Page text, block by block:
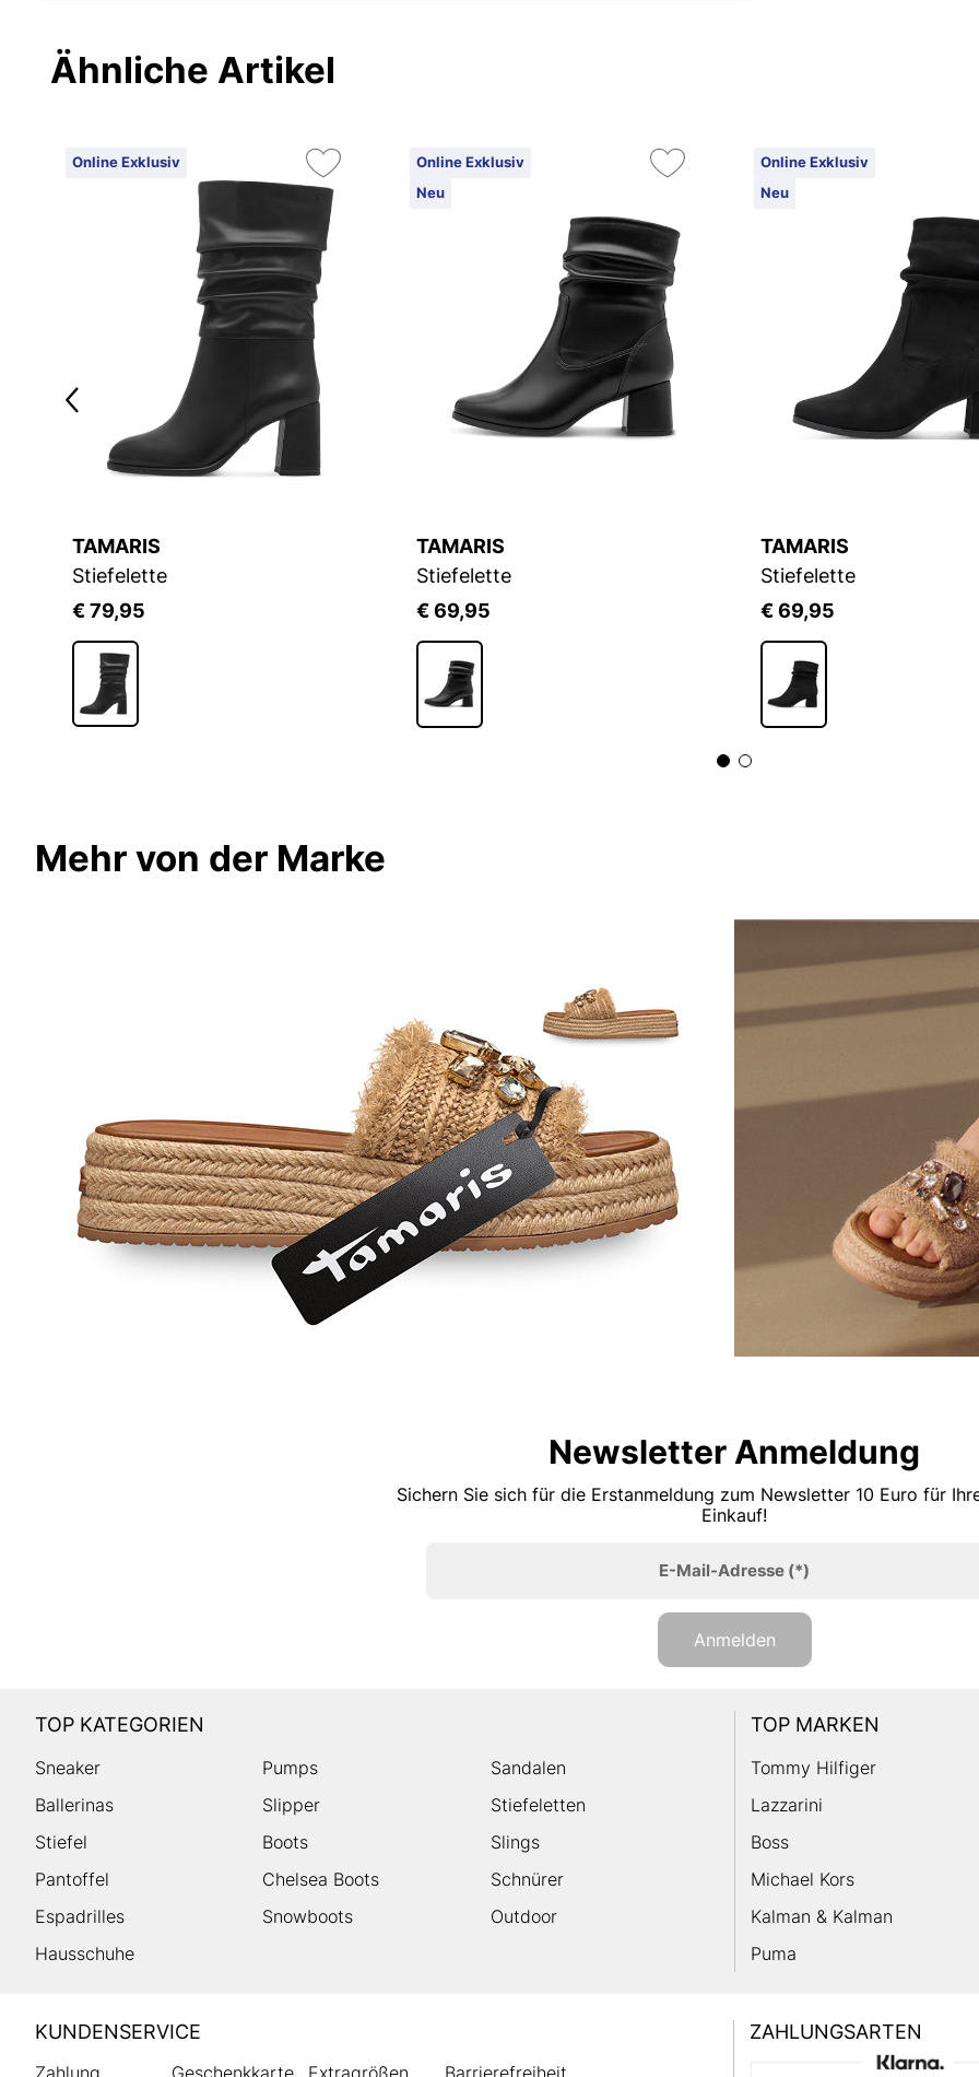
Ähnliche Artikel
Online Exklusiv
TAMARIS
Stiefelette
€ 79,95
Online Exklusiv
Neu
TAMARIS
Stiefelette
€ 69,95
Online Exklusiv
Neu
TAMARIS
Stiefelette
€ 69,95
Mehr von der Marke
Newsletter Anmeldung
Sichern Sie sich für die Erstanmeldung zum Newsletter 10 Euro für
Einkauf!
E-Mail-Adresse(*)
Anmelden
TOP KATEGORIEN
Sneaker Pumps
Sandalen
Ballerinas
Slipper
Stiefeletten
Stiefel
Boots
Slings
Pantoffel
Chelsea Boots
Schnürer
Espadrilles
Snowboots
Outdoor
Hausschuhe
TOP MARKEN
Tommy Hilfiger
Lazzarini
Boss
Michael Kors
Kalman & Kalman
Puma
HUMANIC
Footer
KUNDENSERVICE ZAHLUNGSARTEN